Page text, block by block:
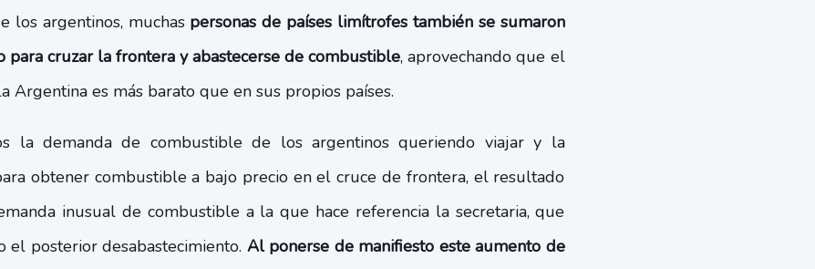
los argentinos, muchas personas de países limítrofes también se sumaron
para cruzar la frontera y abastecerse de combustible, aprovechando que el
Argentina es más barato que en sus propios países.
la demanda de combustible de los argentinos queriendo viajar y la
obtener combustible a bajo precio en el cruce de frontera, el resultado
inusual de combustible a la que hace referencia la secretaria, que
el posterior desabastecimiento. Al ponerse de manifiesto este aumento de